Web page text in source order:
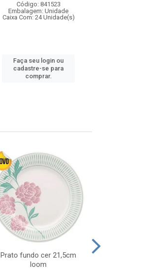
Código: 841523
Embalagem: Unidade
Caixa Com: 24 Unidade(s)
Faça seu login ou
cadastre-se para
comprar.
Prato fundo cer 21,5cm
loom